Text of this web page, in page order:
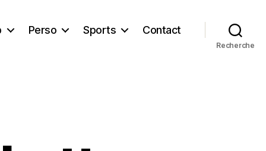
Perso Sports Contact
Recherche